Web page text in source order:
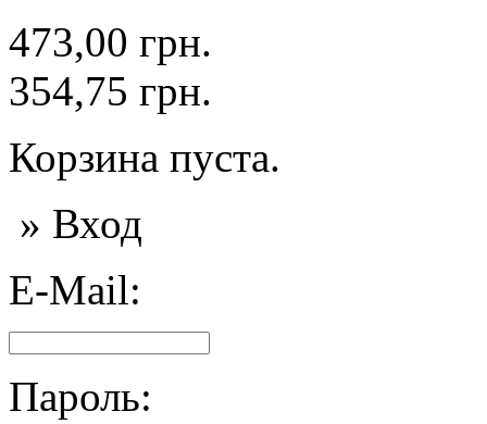
473,00 грн.
354,75 грн.
Корзина пуста.
» Вход
E-Mail:
Пароль: